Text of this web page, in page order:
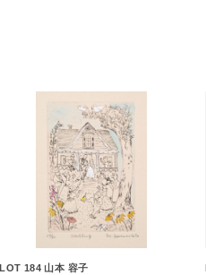
LOT 184 山本 容子